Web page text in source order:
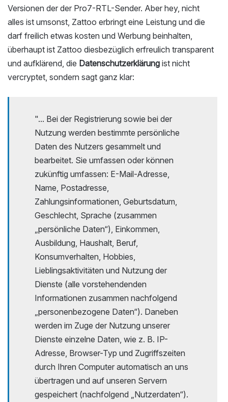
Versionen der der Pro7-RTL-Sender. Aber hey, nicht
alles ist umsonst, Zattoo erbringt eine Leistung und die
darf freilich etwas kosten und Werbung beinhalten,
überhaupt ist Zattoo diesbezüglich erfreulich transparent
und aufklärend, die Datenschutzerklärung ist nicht
vercryptet, sondern sagt ganz klar:
"... Bei der Registrierung sowie bei der
Nutzung werden bestimmte persönliche
Daten des Nutzers gesammelt und
bearbeitet. Sie umfassen oder können
zukünftig umfassen: E-Mail-Adresse,
Name, Postadresse,
Zahlungsinformationen, Geburtsdatum,
Geschlecht, Sprache (zusammen
„persönliche Daten“), Einkommen,
Ausbildung, Haushalt, Beruf,
Konsumverhalten, Hobbies,
Lieblingsaktivitäten und Nutzung der
Dienste (alle vorstehendenden
Informationen zusammen nachfolgend
„personenbezogene Daten“). Daneben
werden im Zuge der Nutzung unserer
Dienste einzelne Daten, wie z. B. IP-
Adresse, Browser-Typ und Zugriffszeiten
durch Ihren Computer automatisch an uns
übertragen und auf unseren Servern
gespeichert (nachfolgend „Nutzerdaten“).